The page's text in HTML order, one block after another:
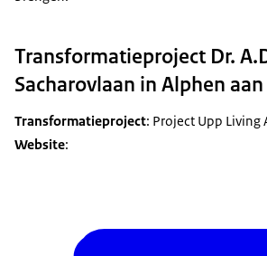
Transformatieproject Dr.
Sacharovlaan in Alphen
Transformatieproject: Project Upp Living
Website: